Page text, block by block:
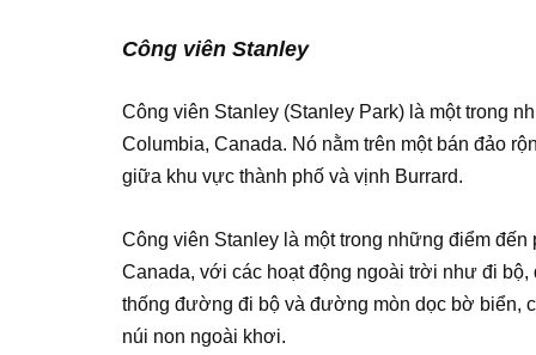
Công viên Stanley
Công viên Stanley (Stanley Park) là một trong
Columbia, Canada. Nó nằm trên một bán đảo
giữa khu vực thành phố và vịnh Burrard.
Công viên Stanley là một trong những điểm
Canada, với các hoạt động ngoài trời như đi
thống đường đi bộ và đường mòn dọc bờ biển,
núi non ngoài khơi.